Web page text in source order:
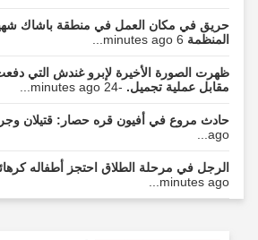
حريق في مكان العمل في منطقة باشاك شهير
المنظمة6 minutes ago...
مقابل عملية تجميل.-24 minutes ago...
حادث مروع في أفيون قره حصار: قتيلان
ago...
الرجل في مرحلة الطلاق احتجز أطفاله كرهائن
minutes ago...